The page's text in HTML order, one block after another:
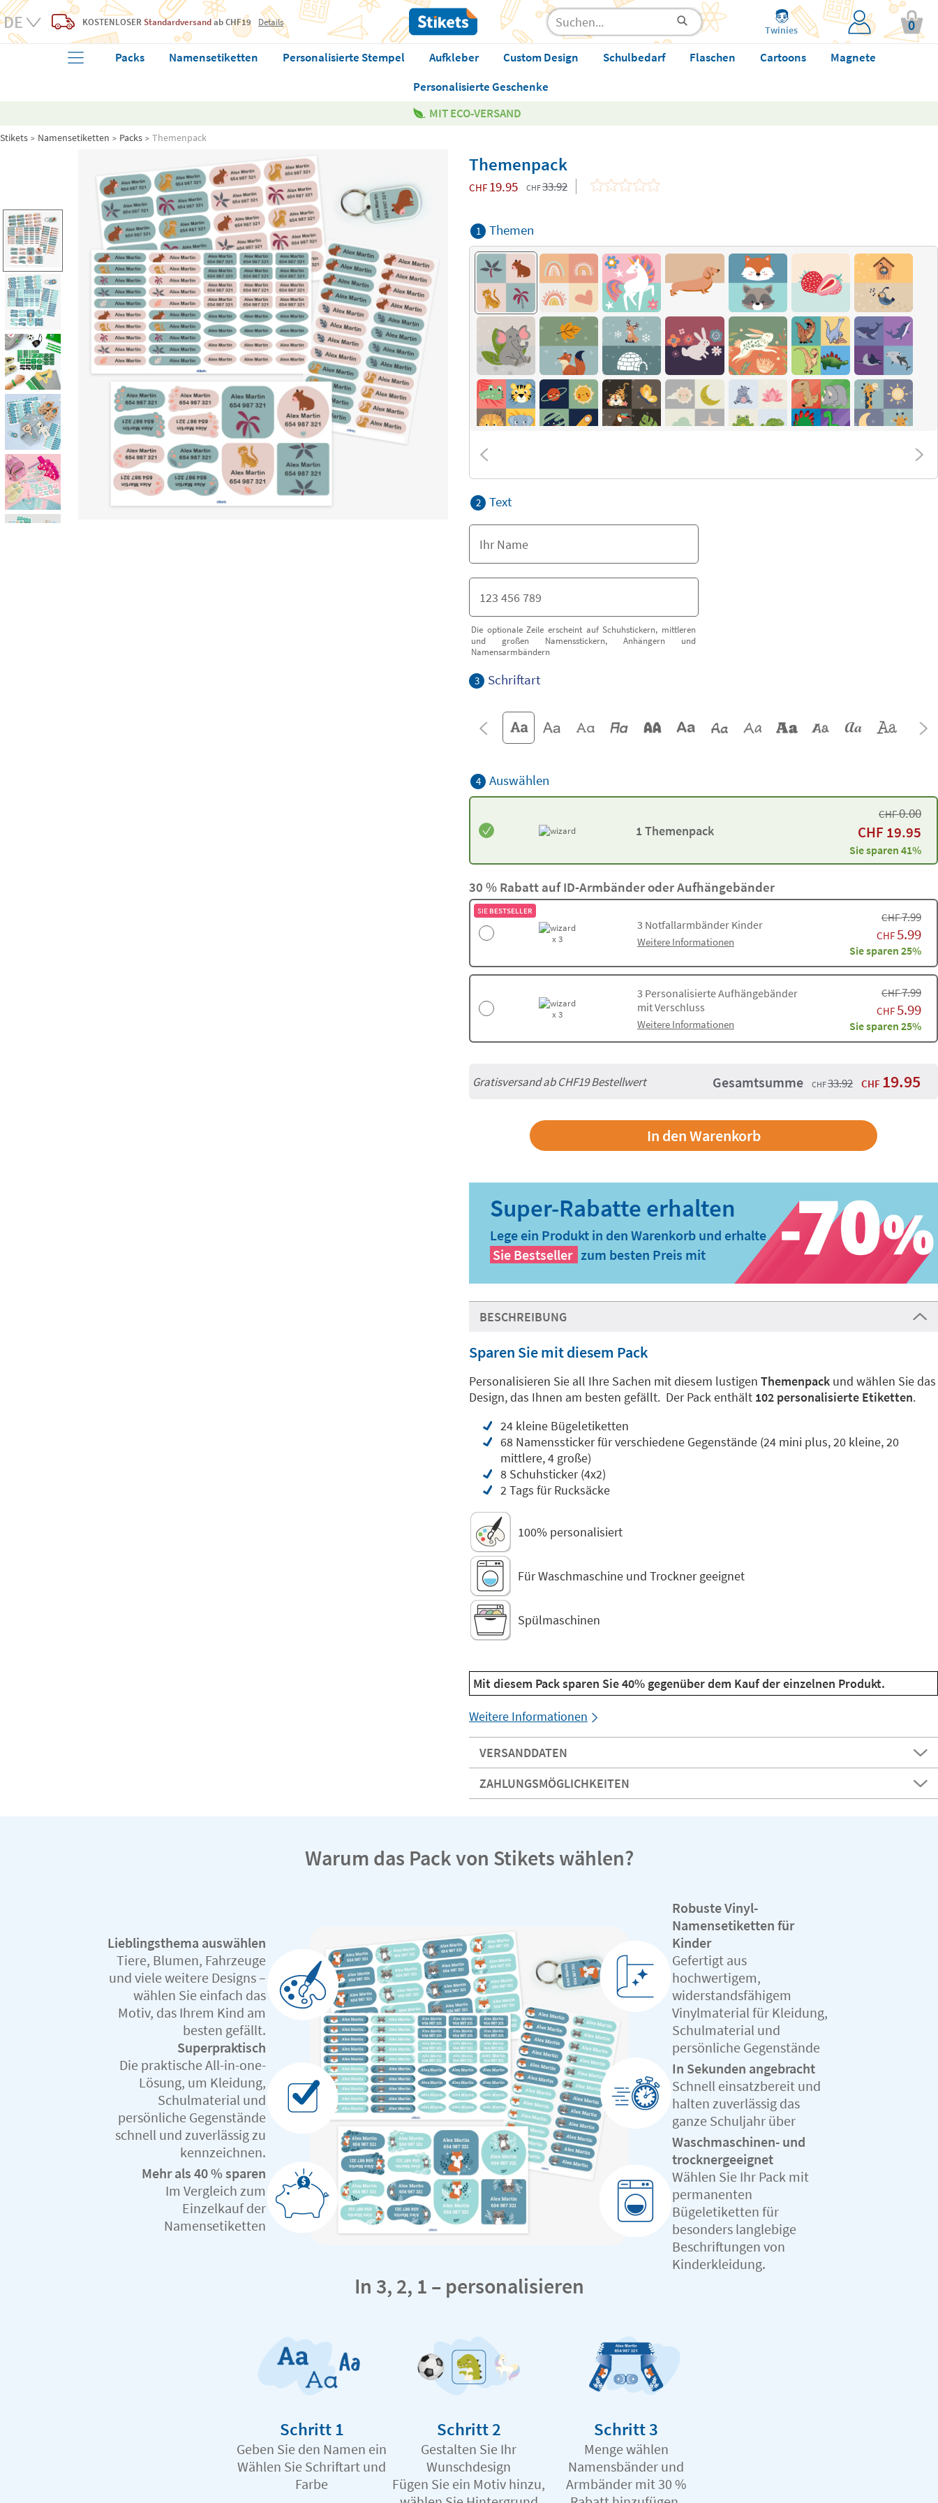
KOSTENLOSER Standardversandab CHF19 Details
Twinies 0
Packs Namensetiketten Personalisierte Stempel Aufkleber Custom Design Schulbedarf Flaschen Cartoons
Magnete
Personalisierte Geschenke
MIT ECO-VERSAND
Stikets Namensetiketten Packs Themenpack
Themenpack
CHF 19.95 CHF33.92
1 Themen
2 Text
Die optionale Zeile erscheint auf Schuhstickern, mittleren
und großen Namensstickern, Anhängern und
Namensarmbändern
3 Schriftart
4 Auswählen
1 Themenpack
CHF0.00
CHF 19.95
Sie sparen 41%
30 % Rabatt auf ID-Armbänder oder Aufhängebänder
SIE BESTSELLER
x 3
3 Notfallarmbänder Kinder
Weitere Informationen
CHF7.99
CHF5.99
Sie sparen 25%
x 3
3 Personalisierte Aufhängebänder
mit Verschluss
Weitere Informationen
CHF7.99
CHF5.99
Sie sparen 25%
Gratisversand abCHF19Bestellwert Gesamtsumme CHF33.92 CHF 19.95
In den Warenkorb
Lege ein Produkt in den Warenkorb und erhalte
Sie Bestseller zum besten Preis mit
BESCHREIBUNG
Sparen Sie mit diesem Pack
Personalisieren Sie all Ihre Sachen mit diesem lustigen Themenpack und wählen Sie das
Design, das Ihnen am besten gefällt. Der Pack enthält 102 personalisierte Etiketten.
24 kleine Bügeletiketten
68 Namenssticker für verschiedene Gegenstände (24 mini plus, 20 kleine, 20
mittlere, 4 große)
8 Schuhsticker (4x2)
2 Tags für Rucksäcke
100% personalisiert
Für Waschmaschine und Trockner geeignet
Spülmaschinen
Mit diesem Pack sparen Sie 40% gegenüber dem Kauf der einzelnen Produkt.
Weitere Informationen
VERSANDDATEN
ZAHLUNGSMÖGLICHKEITEN
Warum das Pack von Stikets wählen?
Lieblingsthema auswählen
Tiere, Blumen, Fahrzeuge
und viele weitere Designs –
wählen Sie einfach das
Motiv, das Ihrem Kind am
besten gefällt.
Superpraktisch
Die praktische All-in-one-
Lösung, um Kleidung,
Schulmaterial und
persönliche Gegenstände
schnell und zuverlässig zu
kennzeichnen.
Mehr als 40 % sparen
Im Vergleich zum
Einzelkauf der
Namensetiketten
Robuste Vinyl-
Namensetiketten für
Kinder
Gefertigt aus
hochwertigem,
widerstandsfähigem
Vinylmaterial für Kleidung,
Schulmaterial und
persönliche Gegenstände
In Sekunden angebracht
Schnell einsatzbereit und
halten zuverlässig das
ganze Schuljahr über
Waschmaschinen- und
trocknergeeignet
Wählen Sie Ihr Pack mit
permanenten
Bügeletiketten für
besonders langlebige
Beschriftungen von
Kinderkleidung.
In 3, 2, 1 – personalisieren
Schritt 1
Geben Sie den Namen ein
Wählen Sie Schriftart und
Farbe
Schritt 2
Gestalten Sie Ihr
Wunschdesign
Fügen Sie ein Motiv hinzu,
Schritt 3
Menge wählen
Namensbänder und
Armbänder mit 30 %